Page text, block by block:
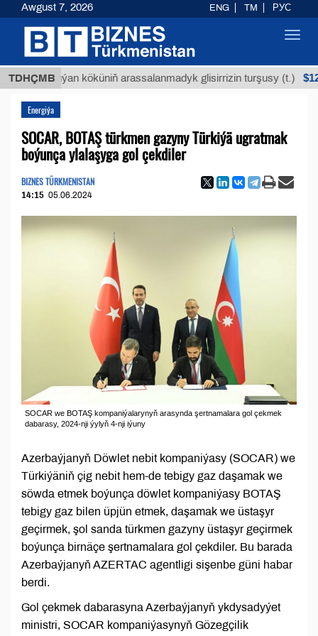
TDHÇMB
Buýan köküniň arassalanmadyk glisirrizin turşusy (t.) $12935,18
Energiýa
SOCAR, BOTAŞ türkmen gazyny Türkiýä ugratmak
boýunça ylalaşyga gol çekdiler
BIZNES TÜRKMENISTAN
14:15 05.06.2024
SOCAR we BOTAŞ kompaniýalarynyň arasynda şertnamalara gol çekmek
dabarasy, 2024-nji ýylyň 4-nji iýuny
Azerbaýjanyň Döwlet nebit kompaniýasy (SOCAR) we
Türkiýäniň çig nebit hem-de tebigy gaz daşamak we
söwda etmek boýunça döwlet kompaniýasy BOTAŞ
tebigy gaz bilen üpjün etmek, daşamak we üstaşyr
geçirmek, şol sanda türkmen gazyny üstaşyr geçirmek
boýunça birnäçe şertnamalara gol çekdiler. Bu barada
Azerbaýjanyň AZERTAC agentligi sişenbe güni habar
berdi.
Gol çekmek dabarasyna Azerbaýjanyň ykdysadyýet
ministri, SOCAR kompaniýasynyň Gözegçilik
Awgust 7, 2026 ENG TM РУС